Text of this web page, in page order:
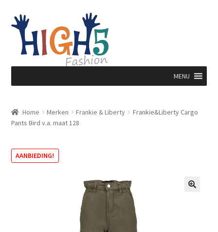
Ga
door
naar
navigatie
Ga
direct
naar
inhoud
MENU
Home Merken Frankie & Liberty
Frankie&Liberty Cargo
Pants Bird v.a. maat 128
AANBIEDING!